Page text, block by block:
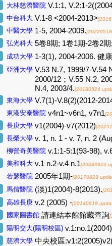
大林慈濟醫院 V.1:1, V.2:1-
中台科大 V.1-8 <2004-2013>
中醫大學 1-5, 2004-2009.
弘光科大 5卷8期; 1卷1期-2卷2
成功大學 1-3(1), 2004-2006. 健
亞洲大學 V.53 N.7, 1999/7-V.54
2000/12；V.55 N.2,
N.4, 2003/4.[20180524
東海大學 V.7(1)-V.8(2)(2012-
東港安泰醫院 v4n1~v6n1, v7n1
長庚大學 v1(2004)-v7(2012)
長榮大學 v. 1, n. 1 - v. 7, n. 2
柳營奇美醫院 v.1:1-5:1(93-98),
美和科大 v.1 n.2-v.4 n.1[20080910
若瑟醫院 2005年1期-[20170823
馬偕醫院 (淡)1(2004)-8(2013).
高雄長庚 v.2 (2005) -[20140618
國家圖書館 請連結本館館藏查詢
陽明交大(陽明校區)
慈濟大學 中央校區